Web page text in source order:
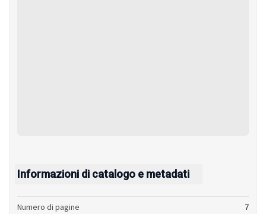
Informazioni di catalogo e metadati
Numero di pagine
7